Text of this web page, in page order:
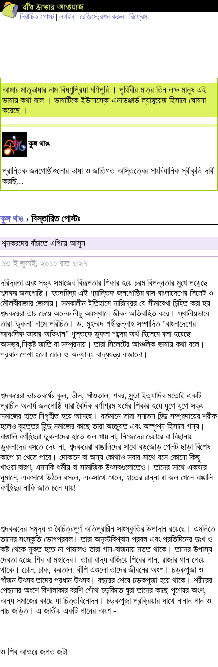
নির্বাচিত পোস্ট| লগইন | রেজিস্ট্রেশন করুন | রিফ্রেস
আমার মাতৃভাষার নাম বিষ্ণুপ্রিয়া মণিপুরি । পৃথিবীর মাত্র তিন লক্ষ মানুষ এই
ভাষায় কথা বলে । ভাষাটিকে ইউনেস্কো এনডেঞ্জার্ড ল্যাঙ্গুয়েজ হিসাবে ঘোষনা
করেছে ।
কুঙ্গ থাঙ
প্রান্তিক জনগোষ্ঠীগুলোর ভাষা ও জাতিগত অস্তিত্বের সাংবিধানিক স্বীকৃতি দাবী
করছি...
কুঙ্গ থাঙ› বিস্তারিত পোস্টঃ
শব্দকরদের বাঁচাতে এগিয়ে আসুন
১৩ ই জুলাই, ২০১০ রাত ১:২৭
দরিদ্রতা এবং সভ্য সমাজের বিরূপতার শিকার হয়ে চরম বিপন্নতার মুখে পড়েছে
শব্দকর জনগোষ্ঠি। হতদরিদ্র এই প্রান্তিক জনগোষ্ঠির বাস বাংলাদেশের সিলেট ও
মৌলবীবাজার জেলায়। সমকালীন ইতিহাসে দারিদ্রের যে সীমারেখা চিন্হিত করা হয়
শব্দকরেরা তার চেয়ে অনেক নীচু অবস্থানে জীবন অতিবাহিত করে। স্থানীয়ভাবে
তারা 'ডুকলা' নামে পরিচিত। ড. মুহম্মদ শহীদুল্লাহ সম্পাদিত "বাংলাদেশের
আঞ্চলিক ভাষার অভিধান" পুস্তকে ‌ডুকলা শব্দের অর্থ হিসেবে বলা হয়েছে
অসভ্য,নিকৃষ্ট জাতি বা সম্প্রদায়। তারা সিলেটের আঞ্চলিক ভাষায় কথা বলে।
প্রধান পেশা হলো ঢোল ও অন্যান্য বাদ্যযন্ত্র বাজানো।
শব্দকরেরা ভারতবর্ষের কুল, ভীল, সাঁওতাল, শবর, মুন্ডা ইত্যাদির মতোই একটি
প্রাচীন অনার্য জনগোষ্ঠি যারা বৈদিক বর্ণাশ্রম ধর্মের শিকার হয়ে যুগে যুগে সভ্য
সমাজের হাতে নিগৃহীত হয়ে আসছে। বর্তমানে তারা সনাতন হিন্দু সম্প্রদায়ের শরীক
হলেও বৃহত্তর হিন্দু সমাজের কাছে তারা অচ্ছ্যুত এবং অস্পৃশ্য হিসাবে গন্য।
বাঙালি বর্ণহিন্দুরা ডুকলাদের হাতে জল খায় না, নিজেদের চেয়ারে বা বিছানায়
ডুকলাদের বসতে দেয় না, শব্দকরেরা বাঙালিদের সাথে বড়জোড় প্লে­ট ছাড়া বিশেষ
কাপে চা খেতে পারে। দোকানে বা অন্য কোথাও সবার সাথে বসে কোনো কিছু
খাওয়া বারণ, এমনকি ধর্মীয় বা সামাজিক উৎসবগুলোতেও। তাদের সাথে একঘরে
ঘুমালে, একসাথে উঠলে বসলে, একসাথে খেলে, হাতের রান্না বা জল খেলে বাঙালি
বর্ণহিন্দুর নাকি জাত চলে যায়!
শব্দকরদের সমৃদ্ধ ও বৈচিত্রপুর্ণ অতিপ্রাচীন সাংস্কৃতির উপাদান রয়েছে। এমনিতে
তাদের সংস্কৃতি ভোগপ্রবল। তারা অদৃস্টবিশ্বাস প্রবল এবং প্রতিদিনের দুঃখ ও
কষ্ট থেকে মুক্ত হতে না পারলেও তারা গান-বাজনায় মত্ত থাকে। তাদের উপাস্য
দেবতা হচ্ছে শিব বা মহাদেব। তারা বাদ্য বাজিয়ে শিবের গান, রাজার গান গেয়ে
থাকে। ঢোল, ঢাক, করতাল, বাঁশি এগুলো তাদের জীবনের অংশ। চড়কপুজা ও
গাঁজন উৎসব তাদের প্রধান উৎসব। বছরের শেষে চড়কপুজা হয়ে থাকে। শরীরের
পেছনের অংশে বিশালাকার বরশি গেঁথে চড়কিতে ঘুরা তাদের কাছে পূণ্যের অংশ,
অন্য সমাজের কাছে যা চিত্তবিনোদন। চড়কপূজা প্রক্রিয়ার সাথে নানান গান ও
নাচ জড়িত। এ জাতীয় একটি গানের অংশ -
ও শিব আওরে জগত জটা